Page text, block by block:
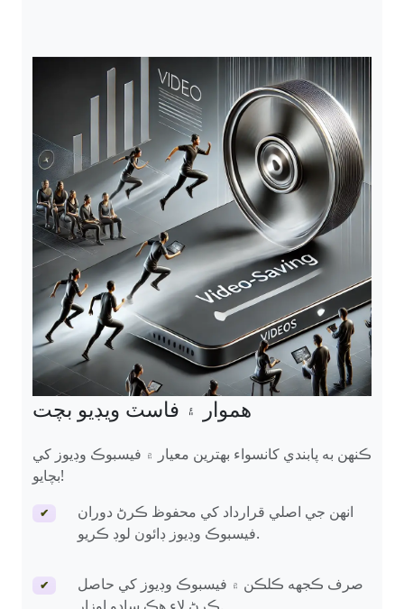
هموار ۽ فاسٽ ويڊيو بچت
ڪنهن به پابندي کانسواء بهترين معيار ۾ فيسبوڪ وڊيوز کي
بچايو!
✔
انهن جي اصلي قرارداد کي محفوظ ڪرڻ دوران
فيسبوڪ وڊيوز ڊائون لوڊ ڪريو.
✔
صرف ڪجهه ڪلڪن ۾ فيسبوڪ وڊيوز کي حاصل